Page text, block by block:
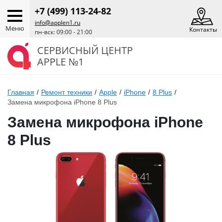
Меню
+7 (499) 113-24-82
info@applen1.ru
пн-вск: 09:00 - 21:00
Контакты
СЕРВИСНЫЙ ЦЕНТР
APPLE №1
Главная / Ремонт техники / Apple / iPhone / 8 Plus /
Замена микрофона iPhone 8 Plus
Замена микрофона iPhone
8 Plus